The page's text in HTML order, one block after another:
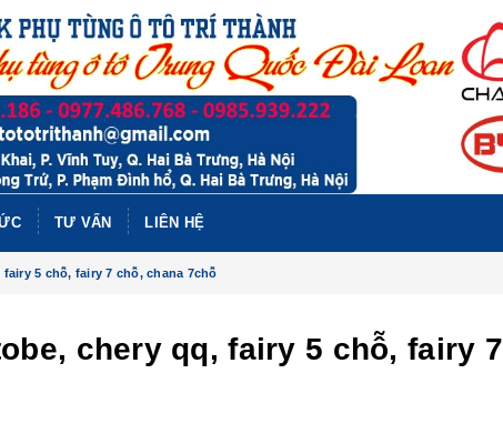
TƯ VẤN LIÊN HỆ
5 chỗ, fairy 7 chỗ, chana 7chỗ
chery qq, fairy 5 chỗ, fairy 7